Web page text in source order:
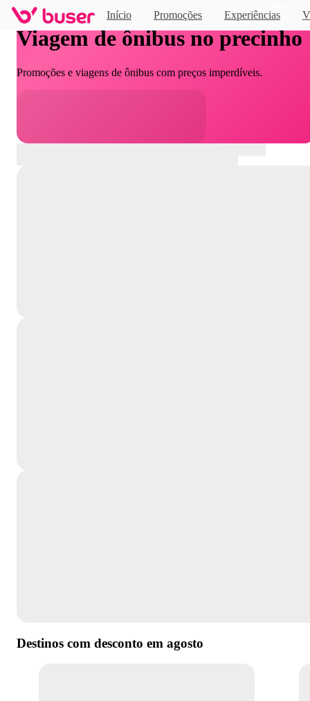
Início Promoções Experiências
Viagem de ônibus no precinho
Promoções e viagens de ônibus com preços imperdíveis.
Destinos com desconto em agosto